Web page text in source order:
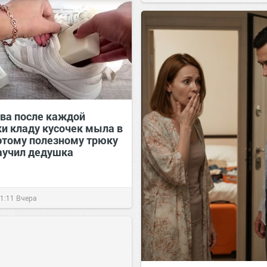
после каждой
кладу кусочек мыла в
полезному трюку
дедушка
Вчера